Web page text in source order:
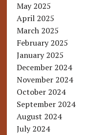
May 2025
April 2025
March 2025
February 2025
January 2025
December 2024
November 2024
October 2024
September 2024
August 2024
July 2024